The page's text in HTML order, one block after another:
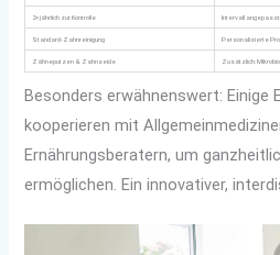
2× jährlich zur Kontrolle Intervall angepasst
Standard-Zahnreinigung Personalisierte
Zähneputzen & Zahnseide Zusätzlich:
Besonders erwähnenswert: Einige
kooperieren mit
Ernährungsberatern, um
ermöglichen. Ein innovativer,